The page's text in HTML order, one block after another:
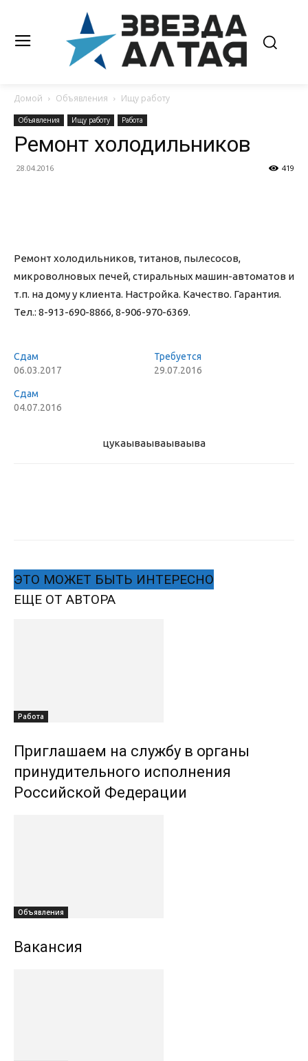
Домой Объявления Ищу работу
Объявления Ищу работу Работа
Ремонт холодильников
28.04.2016 419
Ремонт холодильников, титанов, пылесосов,
микроволновых печей, стиральных машин-автоматов и
т.п. на дому у клиента. Настройка. Качество. Гарантия.
Тел.: 8-913-690-8866, 8-906-970-6369.
Сдам
06.03.2017
Требуется
29.07.2016
Сдам
04.07.2016
цукаываываываыва
ЭТО МОЖЕТ БЫТЬ ИНТЕРЕСНО
ЕЩЕ ОТ АВТОРА
Работа
Приглашаем на службу в органы
принудительного исполнения
Российской Федерации
Объявления
Вакансия